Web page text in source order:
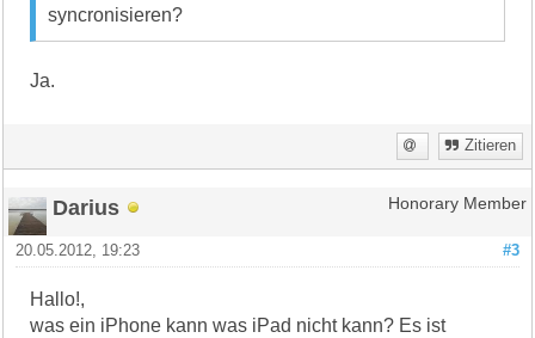
syncronisieren?
Ja.
Zitieren
Darius Honorary Member
#3
20.05.2012, 19:23
Hallo!,
was ein iPhone kann was iPad nicht kann? Es ist